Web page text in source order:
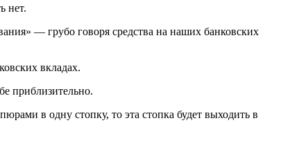
нет.
— грубо говоря средства на наших банковских
вкладах.
приблизительно.
в одну стопку, то эта стопка будет выходить в